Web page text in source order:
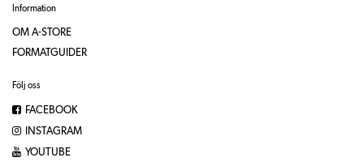
Information
OM A-STORE
FORMATGUIDER
Följ oss
FACEBOOK
INSTAGRAM
YOUTUBE